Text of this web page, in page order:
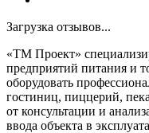
Загрузка отзывов...
«ТМ Проект»
предприятий питания и
оборудовать
гостиниц, пиццерий,
от консультации и
ввода объекта в